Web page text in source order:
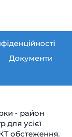
Документи
- район
для усієї
обстеження.